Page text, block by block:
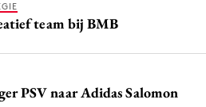
team bij BMB
PSV naar Adidas Salomon